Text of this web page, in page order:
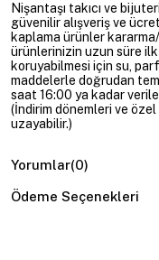
Nişantaşı takıcı ve
güvenilir alışveriş ve
kaplama ürünler
ürünlerinizin uzun süre ilk
koruyabilmesi için su,
maddelerle doğrudan
saat 16:00 ya kadar
(İndirim dönemleri ve
uzayabilir.)
Yorumlar(0)
Ödeme Seçenekleri